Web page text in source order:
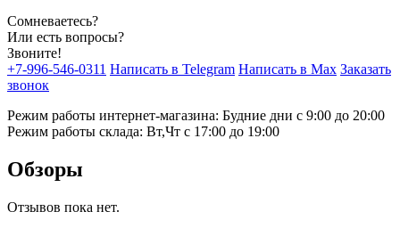
Сомневаетесь?
Или есть вопросы?
Звоните!
+7-996-546-0311 Написать в Telegram Написать в Max Заказать
звонок
Режим работы интернет-магазина: Будние дни с 9:00 до 20:00
Режим работы склада: Вт,Чт с 17:00 до 19:00
Обзоры
Отзывов пока нет.